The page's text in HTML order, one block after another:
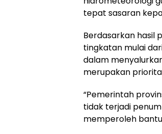
tepat sasaran
Berdasarkan hasil
tingkatan mulai
dalam
merupakan
“Pemerintah
tidak terjadi
memperoleh